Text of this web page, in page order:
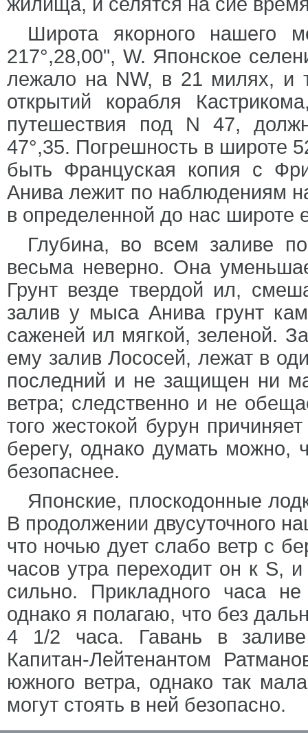
Широта якорного нашего
217°,28,00", W. Японское
лежало на NW, в 21 милях, и
открытий корабля
путешествия под N 47,
47°,35. Погрешность в широте
быть Француская копия с
Анива лежит по наблюдениям
в определенной до нас широте
Глубина, во всем заливе
весьма неверно. Она
Грунт везде твердой ил,
залив у мыса Анива грунт
саженей ил мягкой, зеленой.
ему залив Лососей, лежат в
последний и не защищен ни
ветра; следственно и не
того жестокой бурун
берегу, однако думать можно,
безопаснее.
Японские, плоскодонные
В продолжении двусуточного
что ночью дует слабо ветр с
часов утра переходит он к S,
сильно. Прикладного часа
однако я полагаю, что без
4 1/2 часа. Гавань в
Капитан-Лейтенантом
южного ветра, однако так
могут стоять в ней безопасно.